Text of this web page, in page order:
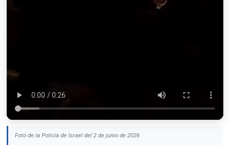
Foto de la Policía de Israel del 2 de junio de 2026